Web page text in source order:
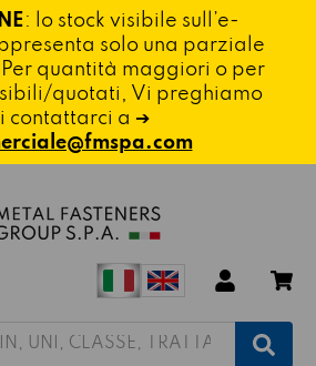
: lo stock visibile sull’e-
solo una parziale
quantità maggiori o per
quotati, Vi preghiamo
contattarci a ➔